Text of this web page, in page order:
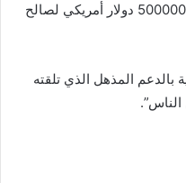
GoFundMe – حيث تم جمع أكثر من 500000 دولار أمريكي لصالح
بالدعم المذهل الذي تلقته